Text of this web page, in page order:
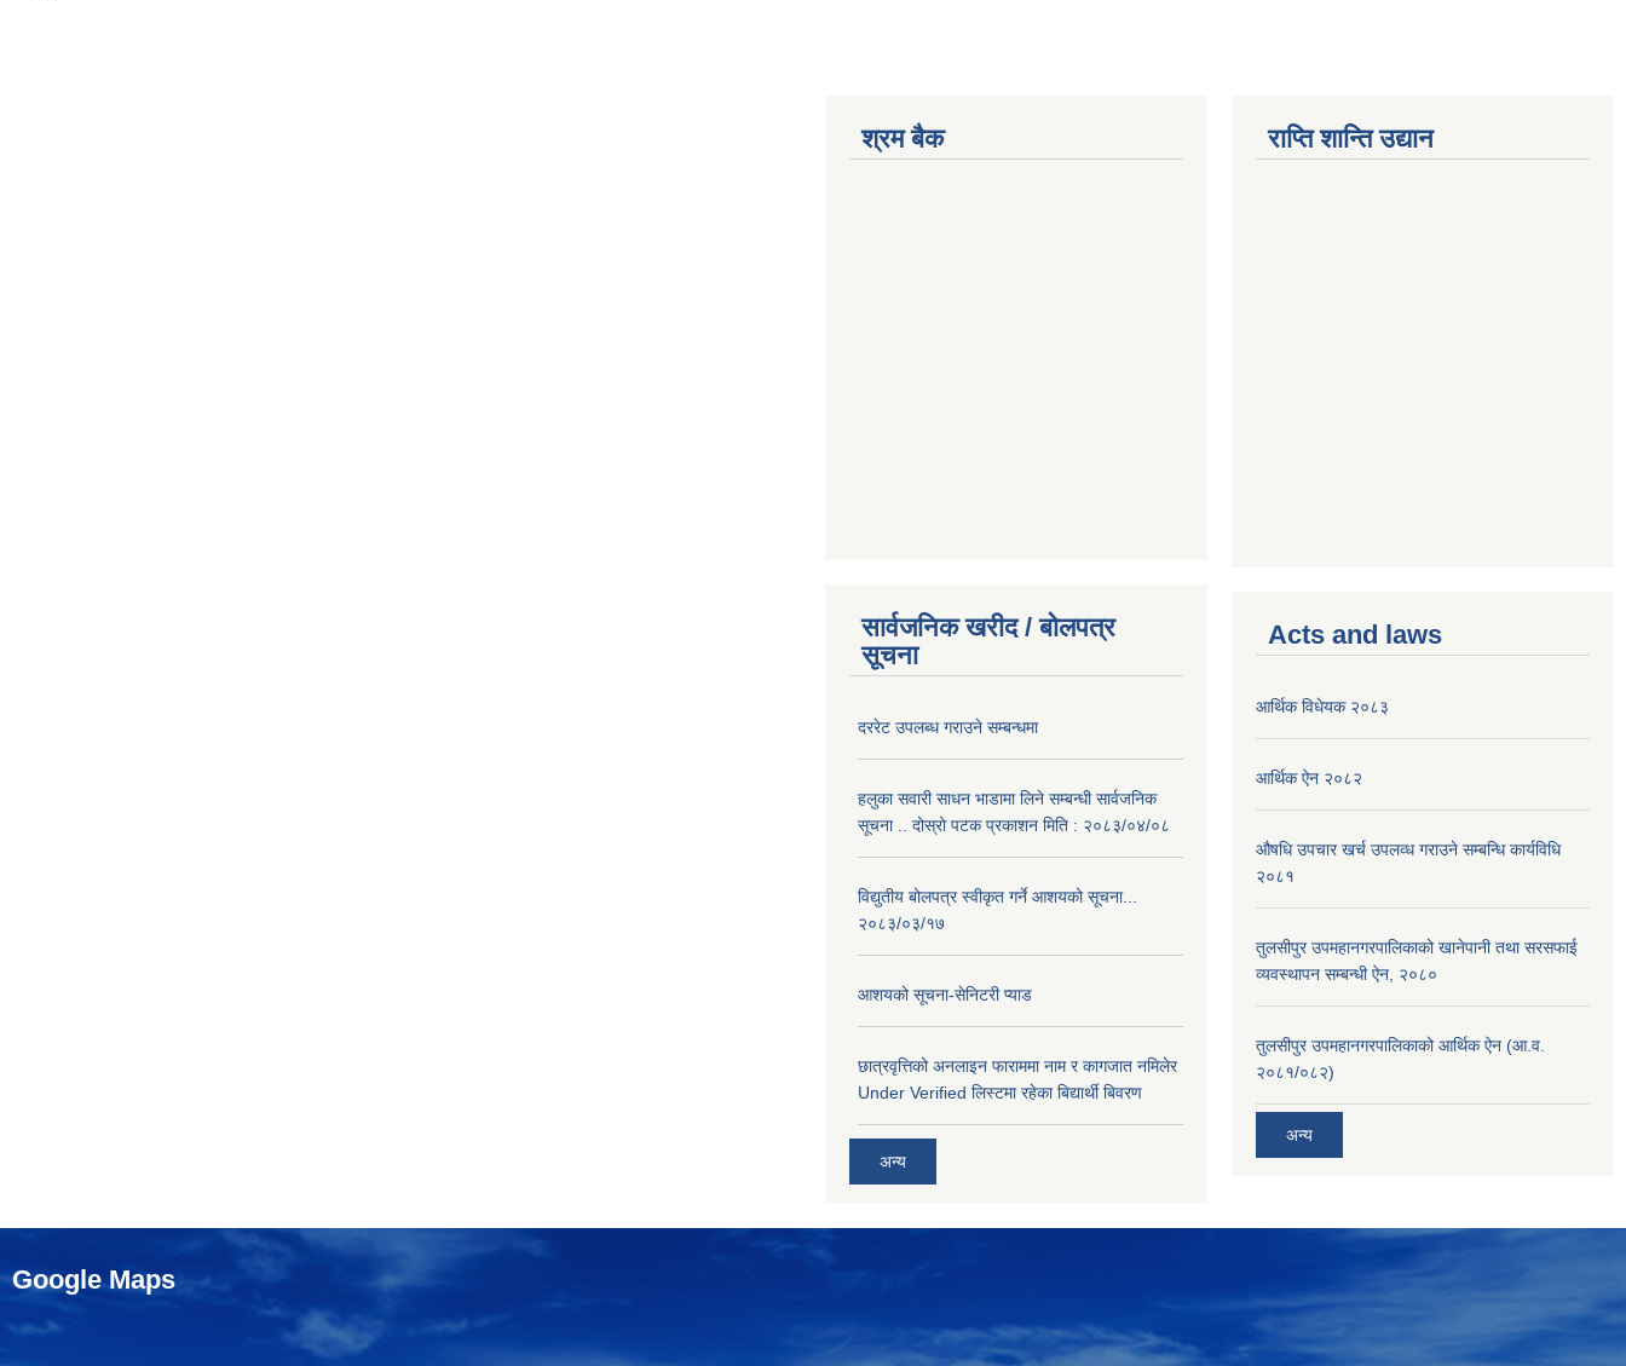
श्रम बैक
सार्वजनिक खरीद / बोलपत्र
सूचना
दररेट उपलब्ध गराउने सम्बन्धमा
हलुका सवारी साधन भाडामा लिने सम्बन्धी सार्वजनिक
सूचना .. दोस्रो पटक प्रकाशन मिति : २०८३/०४/०८
विद्युतीय बोलपत्र स्वीकृत गर्ने आशयको सूचना...
२०८३/०३/१७
आशयको सूचना-सेनिटरी प्याड
छात्रवृत्तिको अनलाइन फाराममा नाम र कागजात नमिलेर
Under Verified लिस्टमा रहेका बिद्यार्थी बिवरण
अन्य
राप्ति शान्ति उद्यान
Acts and laws
आर्थिक विधेयक २०८३
आर्थिक ऐन २०८२
औषधि उपचार खर्च उपलव्ध गराउने सम्बन्धि कार्यविधि
२०८१
तुलसीपुर उपमहानगरपालिकाको खानेपानी तथा सरसफाई
व्यवस्थापन सम्बन्धी ऐन, २०८०
तुलसीपुर उपमहानगरपालिकाको आर्थिक ऐन (आ.व.
२०८१/०८२)
अन्य
Google Maps